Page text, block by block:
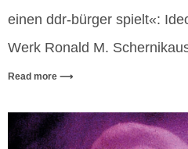
einen ddr-bürger spielt«:
Werk Ronald M.
Read more ⟶